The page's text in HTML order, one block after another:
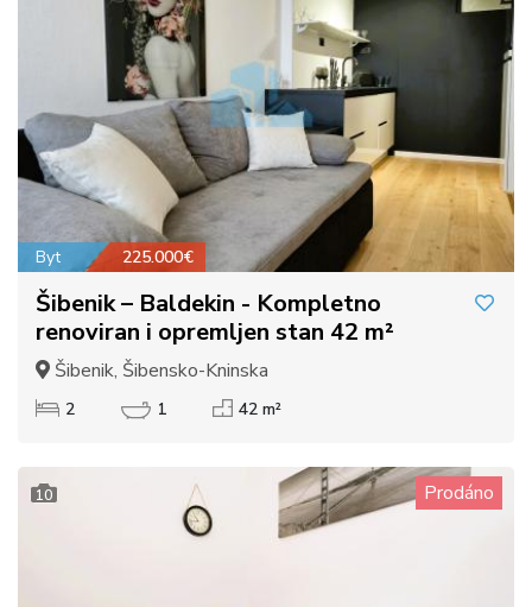
Byt 225.000€
Šibenik – Baldekin - Kompletno
renoviran i opremljen stan 42 m²
Šibenik, Šibensko-Kninska
2 1 42 m²
10 Prodáno